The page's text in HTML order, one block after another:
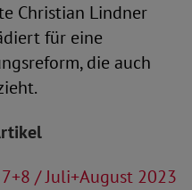
Christian Lindner
für eine
die auch
/ Juli+August 2023